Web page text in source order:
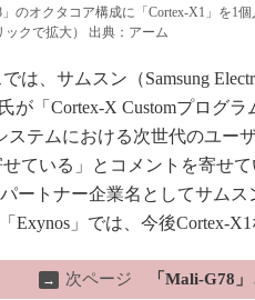
」のオクタコア構成に「Cortex-X1」を1
ックで拡大） 出典：アーム
は、サムスン（Samsung
が「Cortex-X Customプログ
ステムにおける次世代のユー
ている」とコメントを寄せて
ートナー企業名としてサム
Exynos」では、今後Cortex-
→ 次ページ 「Mali-G78